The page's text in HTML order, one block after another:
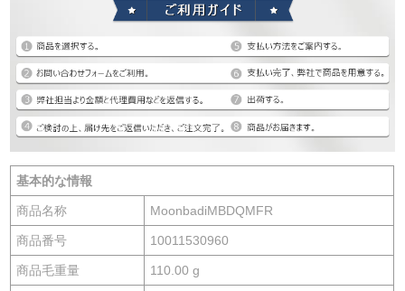
基本的な情報
商品名称 MoonbadiMBDQMFR
商品番号 10011530960
商品毛重量 110.00 g